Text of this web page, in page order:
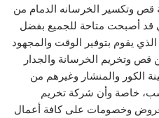
وتكسير الخرسانه الدمام من
قد أصبحت متاحة للجميع بفضل
يقوم بتوفير الوقت والمجهود
وتخريم الخرسانة والجدار
الكور والمنشار وغيرهم من
خاصة وأن شركة تخريم
وخصومات على كافة أعمال